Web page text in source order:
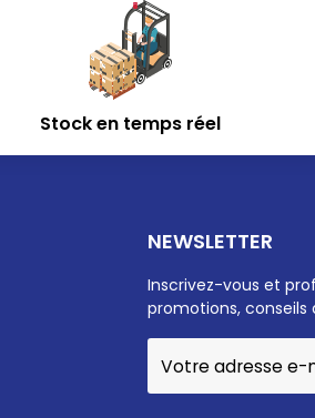
Stock en temps réel
NEWSLETTER
Inscrivez-vous et
promotions, conseils